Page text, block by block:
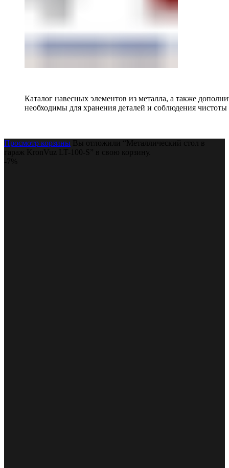
Каталог навесных элементов из металла, а также
необходимы для хранения деталей и соблюдения чистоты
Просмотр корзины Вы отложили “Металлический стол в
гараж KronVuz LT-100-S” в свою корзину.
-7%